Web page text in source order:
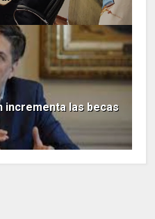
incrementa las becas